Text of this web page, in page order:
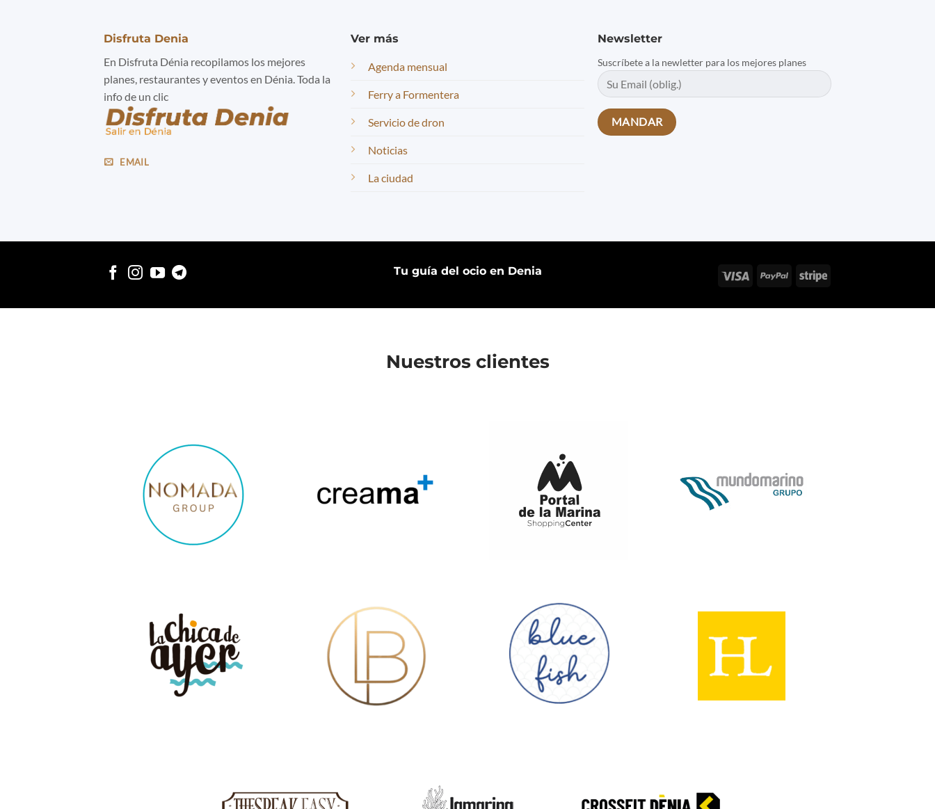
Disfruta Denia
En Disfruta Dénia recopilamos los mejores
planes, restaurantes y eventos en Dénia. Toda la
info de un clic
EMAIL
Ver más
Agenda mensual
Ferry a Formentera
Servicio de dron
Noticias
La ciudad
Newsletter
Suscríbete a la newletter para los mejores planes
Tu guía del ocio en Denia Visa PayPal Stripe
Nuestros clientes